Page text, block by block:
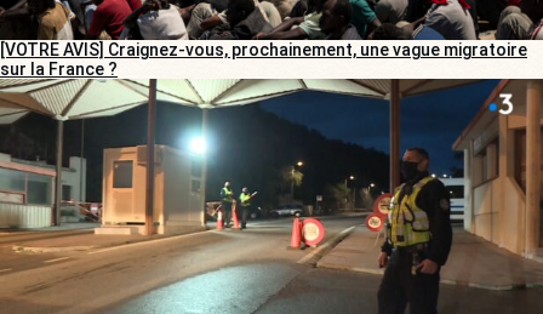
[VOTRE AVIS] Craignez-vous, prochainement, une vague migratoire
sur la France ?